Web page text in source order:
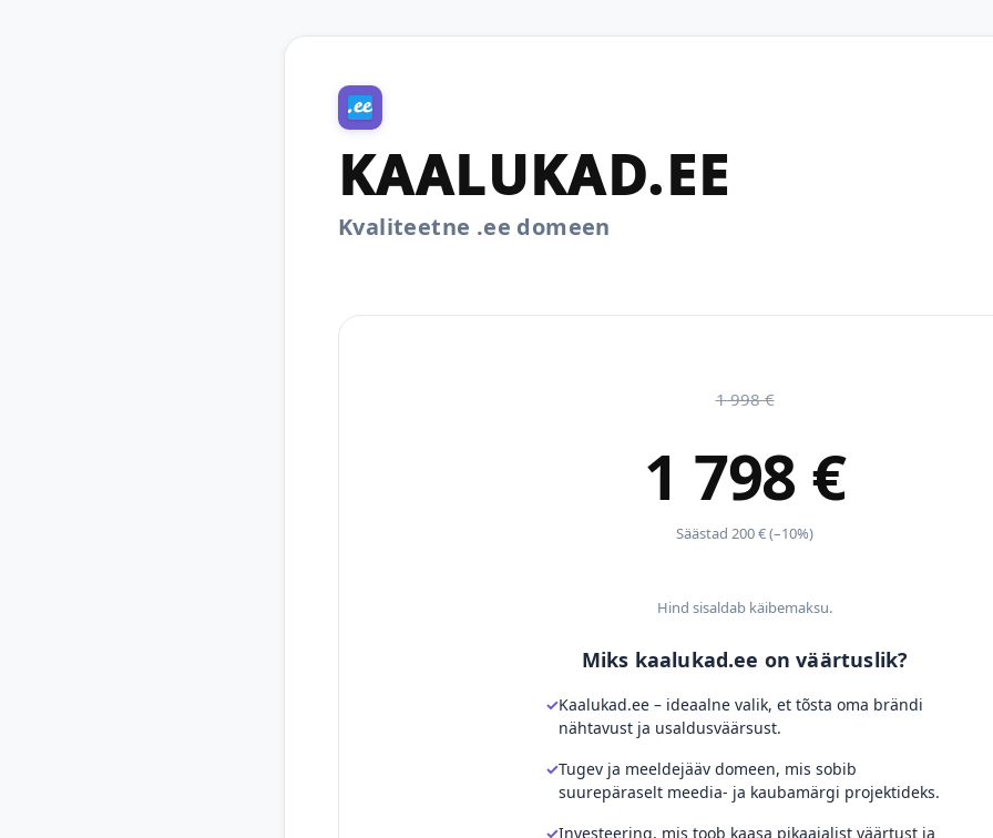
KAALUKAD.EE
Kvaliteetne .ee domeen
1 998 €
1 798 €
Säästad 200 € (–10%)
Hind sisaldab käibemaksu.
Miks kaalukad.ee on väärtuslik?
Kaalukad.ee – ideaalne valik, et tõsta oma brändi
nähtavust ja usaldusväärsust.
Tugev ja meeldejääv domeen, mis sobib
suurepäraselt meedia- ja kaubamärgi projektideks.
Investeering, mis toob kaasa pikaajalist väärtust ja